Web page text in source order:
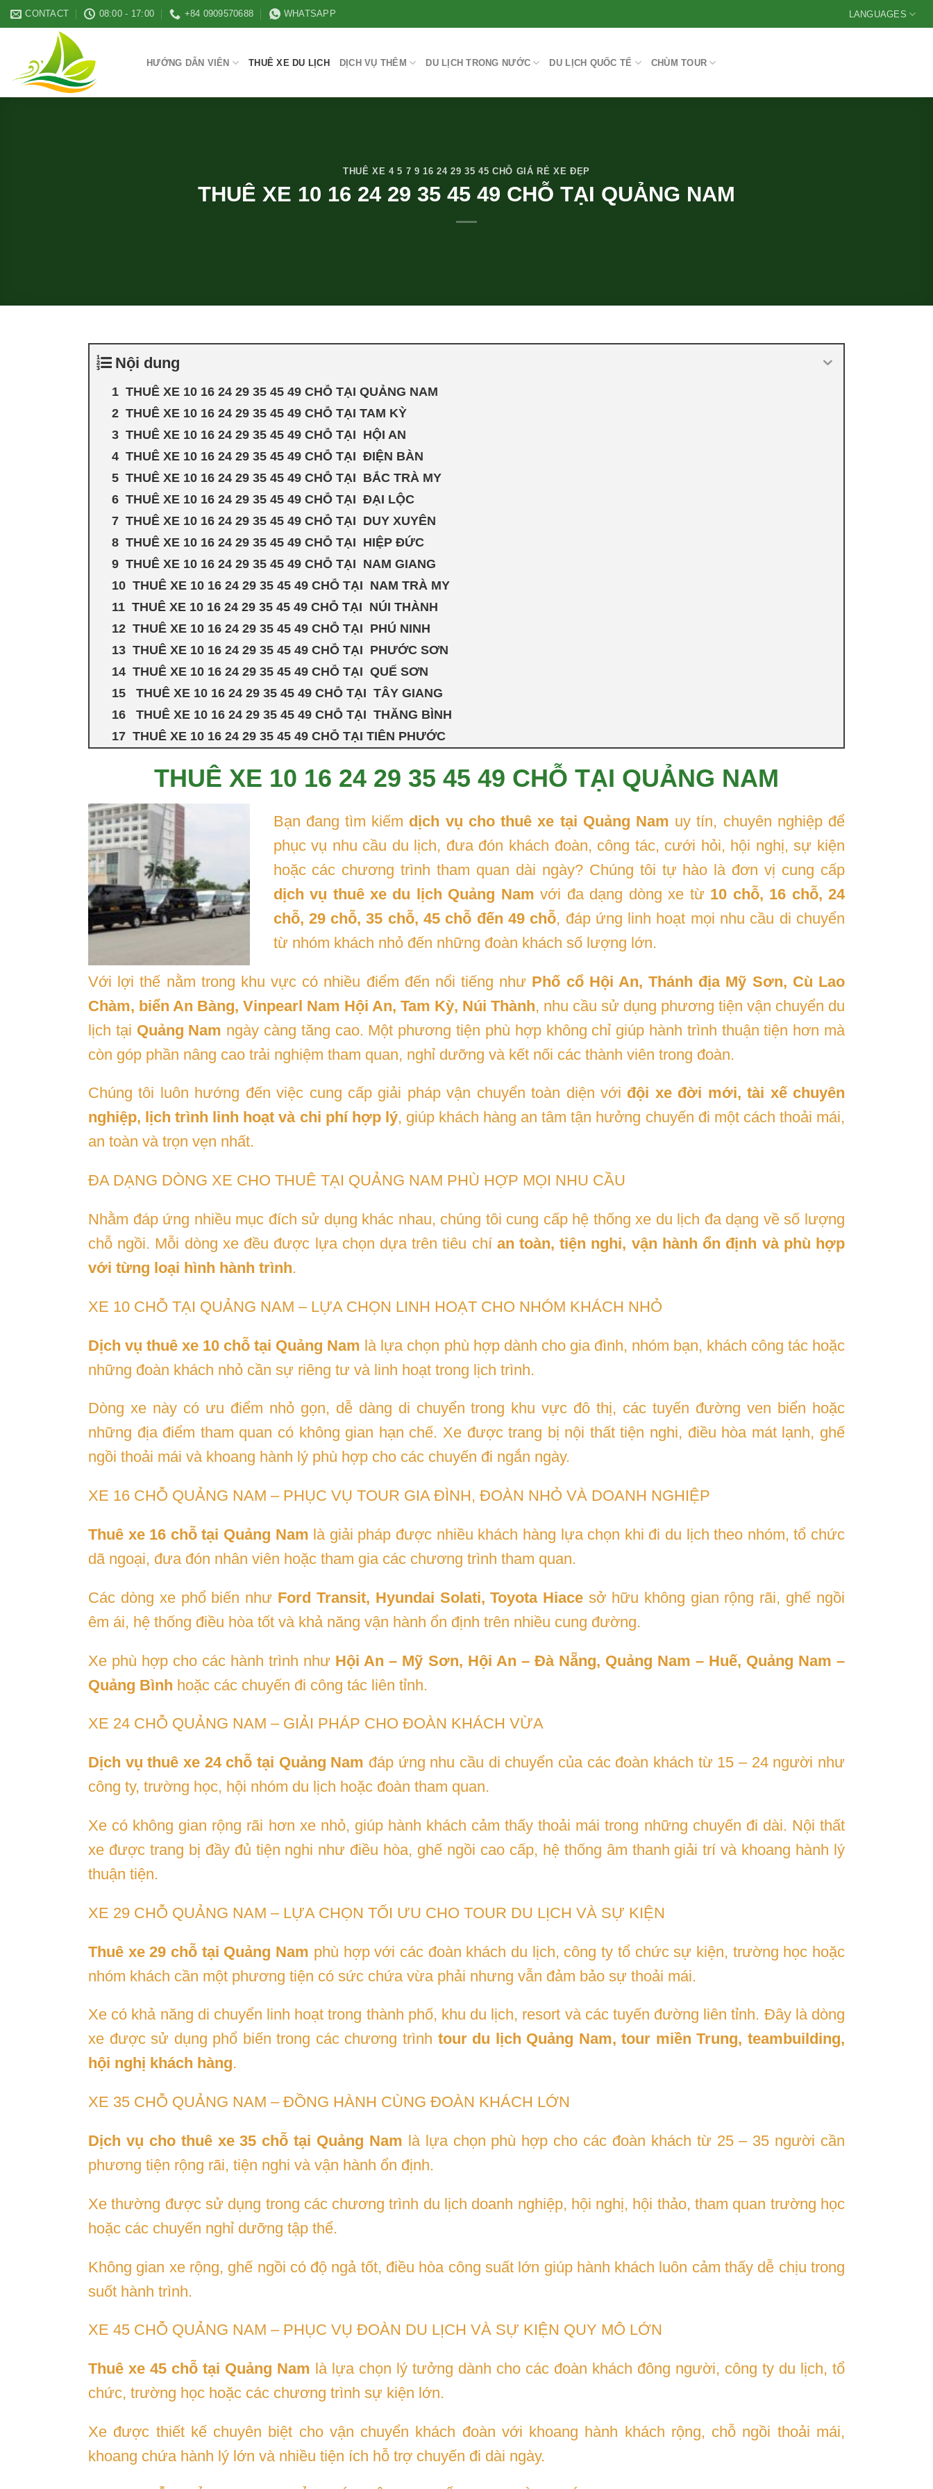
Skip
to
CONTACT 08:00 - 17:00 +84 0909570688 WHATSAPP LANGUAGES
HƯỚNG DẪN VIÊN THUÊ XE DU LỊCH DỊCH VỤ THÊM DU LỊCH TRONG NƯỚC DU LỊCH QUỐC TẾ CHÙM TOUR
THUÊ XE 4 5 7 9 16 24 29 35 45 CHỖ GIÁ RẺ XE ĐẸP
THUÊ XE 10 16 24 29 35 45 49 CHỖ TẠI QUẢNG NAM
Nội dung
THUÊ XE 10 16 24 29 35 45 49 CHỖ TẠI QUẢNG NAM
THUÊ XE 10 16 24 29 35 45 49 CHỖ TẠI TAM KỲ
THUÊ XE 10 16 24 29 35 45 49 CHỖ TẠI HỘI AN
THUÊ XE 10 16 24 29 35 45 49 CHỖ TẠI ĐIỆN BÀN
THUÊ XE 10 16 24 29 35 45 49 CHỖ TẠI BẮC TRÀ MY
THUÊ XE 10 16 24 29 35 45 49 CHỖ TẠI ĐẠI LỘC
THUÊ XE 10 16 24 29 35 45 49 CHỖ TẠI DUY XUYÊN
THUÊ XE 10 16 24 29 35 45 49 CHỖ TẠI HIỆP ĐỨC
THUÊ XE 10 16 24 29 35 45 49 CHỖ TẠI NAM GIANG
THUÊ XE 10 16 24 29 35 45 49 CHỖ TẠI NAM TRÀ MY
THUÊ XE 10 16 24 29 35 45 49 CHỖ TẠI NÚI THÀNH
THUÊ XE 10 16 24 29 35 45 49 CHỖ TẠI PHÚ NINH
THUÊ XE 10 16 24 29 35 45 49 CHỖ TẠI PHƯỚC SƠN
THUÊ XE 10 16 24 29 35 45 49 CHỖ TẠI QUẾ SƠN
THUÊ XE 10 16 24 29 35 45 49 CHỖ TẠI TÂY GIANG
THUÊ XE 10 16 24 29 35 45 49 CHỖ TẠI THĂNG BÌNH
THUÊ XE 10 16 24 29 35 45 49 CHỖ TẠI TIÊN PHƯỚC
THUÊ XE 10 16 24 29 35 45 49 CHỖ TẠI QUẢNG NAM
Bạn đang tìm kiếm dịch vụ cho thuê xe tại Quảng Nam uy tín, chuyên nghiệp để
phục vụ nhu cầu du lịch, đưa đón khách đoàn, công tác, cưới hỏi, hội nghị, sự kiện
hoặc các chương trình tham quan dài ngày? Chúng tôi tự hào là đơn vị cung cấp
dịch vụ thuê xe du lịch Quảng Nam với đa dạng dòng xe từ 10 chỗ, 16 chỗ, 24
chỗ, 29 chỗ, 35 chỗ, 45 chỗ đến 49 chỗ, đáp ứng linh hoạt mọi nhu cầu di chuyển
từ nhóm khách nhỏ đến những đoàn khách số lượng lớn.
Với lợi thế nằm trong khu vực có nhiều điểm đến nổi tiếng như Phố cổ Hội An, Thánh địa Mỹ Sơn, Cù Lao
Chàm, biển An Bàng, Vinpearl Nam Hội An, Tam Kỳ, Núi Thành, nhu cầu sử dụng phương tiện vận chuyển du
lịch tại Quảng Nam ngày càng tăng cao. Một phương tiện phù hợp không chỉ giúp hành trình thuận tiện hơn mà
còn góp phần nâng cao trải nghiệm tham quan, nghỉ dưỡng và kết nối các thành viên trong đoàn.
Chúng tôi luôn hướng đến việc cung cấp giải pháp vận chuyển toàn diện với đội xe đời mới, tài xế chuyên
nghiệp, lịch trình linh hoạt và chi phí hợp lý, giúp khách hàng an tâm tận hưởng chuyến đi một cách thoải mái,
an toàn và trọn vẹn nhất.
ĐA DẠNG DÒNG XE CHO THUÊ TẠI QUẢNG NAM PHÙ HỢP MỌI NHU CẦU
Nhằm đáp ứng nhiều mục đích sử dụng khác nhau, chúng tôi cung cấp hệ thống xe du lịch đa dạng về số lượng
chỗ ngồi. Mỗi dòng xe đều được lựa chọn dựa trên tiêu chí an toàn, tiện nghi, vận hành ổn định và phù hợp
với từng loại hình hành trình.
XE 10 CHỖ TẠI QUẢNG NAM – LỰA CHỌN LINH HOẠT CHO NHÓM KHÁCH NHỎ
Dịch vụ thuê xe 10 chỗ tại Quảng Nam là lựa chọn phù hợp dành cho gia đình, nhóm bạn, khách công tác hoặc
những đoàn khách nhỏ cần sự riêng tư và linh hoạt trong lịch trình.
Dòng xe này có ưu điểm nhỏ gọn, dễ dàng di chuyển trong khu vực đô thị, các tuyến đường ven biển hoặc
những địa điểm tham quan có không gian hạn chế. Xe được trang bị nội thất tiện nghi, điều hòa mát lạnh, ghế
ngồi thoải mái và khoang hành lý phù hợp cho các chuyến đi ngắn ngày.
XE 16 CHỖ QUẢNG NAM – PHỤC VỤ TOUR GIA ĐÌNH, ĐOÀN NHỎ VÀ DOANH NGHIỆP
Thuê xe 16 chỗ tại Quảng Nam là giải pháp được nhiều khách hàng lựa chọn khi đi du lịch theo nhóm, tổ chức
dã ngoại, đưa đón nhân viên hoặc tham gia các chương trình tham quan.
Các dòng xe phổ biến như Ford Transit, Hyundai Solati, Toyota Hiace sở hữu không gian rộng rãi, ghế ngồi
êm ái, hệ thống điều hòa tốt và khả năng vận hành ổn định trên nhiều cung đường.
Xe phù hợp cho các hành trình như Hội An – Mỹ Sơn, Hội An – Đà Nẵng, Quảng Nam – Huế, Quảng Nam –
Quảng Bình hoặc các chuyến đi công tác liên tỉnh.
XE 24 CHỖ QUẢNG NAM – GIẢI PHÁP CHO ĐOÀN KHÁCH VỪA
Dịch vụ thuê xe 24 chỗ tại Quảng Nam đáp ứng nhu cầu di chuyển của các đoàn khách từ 15 – 24 người như
công ty, trường học, hội nhóm du lịch hoặc đoàn tham quan.
Xe có không gian rộng rãi hơn xe nhỏ, giúp hành khách cảm thấy thoải mái trong những chuyến đi dài. Nội thất
xe được trang bị đầy đủ tiện nghi như điều hòa, ghế ngồi cao cấp, hệ thống âm thanh giải trí và khoang hành lý
thuận tiện.
XE 29 CHỖ QUẢNG NAM – LỰA CHỌN TỐI ƯU CHO TOUR DU LỊCH VÀ SỰ KIỆN
Thuê xe 29 chỗ tại Quảng Nam phù hợp với các đoàn khách du lịch, công ty tổ chức sự kiện, trường học hoặc
nhóm khách cần một phương tiện có sức chứa vừa phải nhưng vẫn đảm bảo sự thoải mái.
Xe có khả năng di chuyển linh hoạt trong thành phố, khu du lịch, resort và các tuyến đường liên tỉnh. Đây là dòng
xe được sử dụng phổ biến trong các chương trình tour du lịch Quảng Nam, tour miền Trung, teambuilding,
hội nghị khách hàng.
XE 35 CHỖ QUẢNG NAM – ĐỒNG HÀNH CÙNG ĐOÀN KHÁCH LỚN
Dịch vụ cho thuê xe 35 chỗ tại Quảng Nam là lựa chọn phù hợp cho các đoàn khách từ 25 – 35 người cần
phương tiện rộng rãi, tiện nghi và vận hành ổn định.
Xe thường được sử dụng trong các chương trình du lịch doanh nghiệp, hội nghị, hội thảo, tham quan trường học
hoặc các chuyến nghỉ dưỡng tập thể.
Không gian xe rộng, ghế ngồi có độ ngả tốt, điều hòa công suất lớn giúp hành khách luôn cảm thấy dễ chịu trong
suốt hành trình.
XE 45 CHỖ QUẢNG NAM – PHỤC VỤ ĐOÀN DU LỊCH VÀ SỰ KIỆN QUY MÔ LỚN
Thuê xe 45 chỗ tại Quảng Nam là lựa chọn lý tưởng dành cho các đoàn khách đông người, công ty du lịch, tổ
chức, trường học hoặc các chương trình sự kiện lớn.
Xe được thiết kế chuyên biệt cho vận chuyển khách đoàn với khoang hành khách rộng, chỗ ngồi thoải mái,
khoang chứa hành lý lớn và nhiều tiện ích hỗ trợ chuyến đi dài ngày.